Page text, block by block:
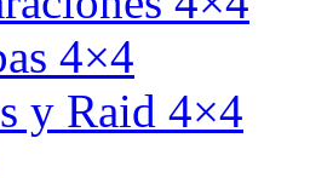
4×4
y Raid 4×4